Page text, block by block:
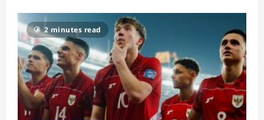
2 minutes read